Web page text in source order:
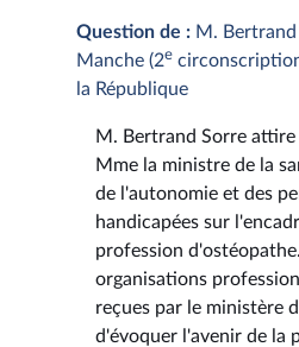
Question de : M.
Manche (2e
la République
M. Bertrand Sorre
Mme la ministre de la
de l'autonomie et des
handicapées sur
profession
organisations
reçues par le ministère
d'évoquer l'avenir de la